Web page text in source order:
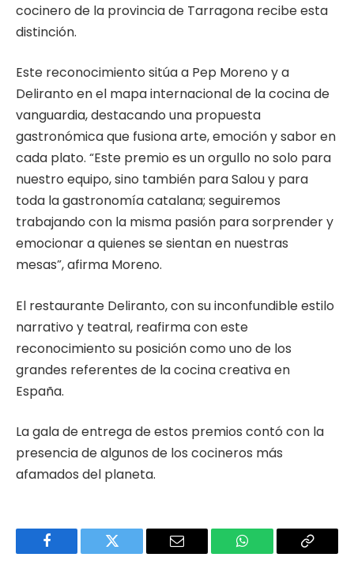
cocinero de la provincia de Tarragona recibe esta
distinción.
Este reconocimiento sitúa a Pep Moreno y a
Deliranto en el mapa internacional de la cocina de
vanguardia, destacando una propuesta
gastronómica que fusiona arte, emoción y sabor en
cada plato. “Este premio es un orgullo no solo para
nuestro equipo, sino también para Salou y para
toda la gastronomía catalana; seguiremos
trabajando con la misma pasión para sorprender y
emocionar a quienes se sientan en nuestras
mesas”, afirma Moreno.
El restaurante Deliranto, con su inconfundible estilo
narrativo y teatral, reafirma con este
reconocimiento su posición como uno de los
grandes referentes de la cocina creativa en
España.
La gala de entrega de estos premios contó con la
presencia de algunos de los cocineros más
afamados del planeta.
Facebook Twitter Email WhatsApp Copy